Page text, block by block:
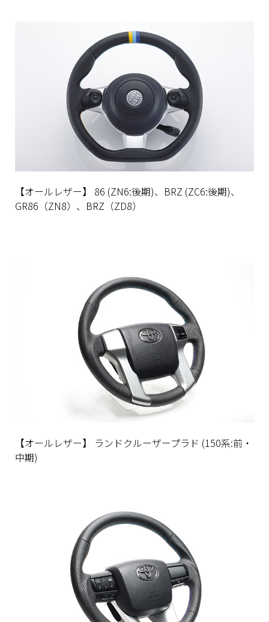
【オールレザー】 86 (ZN6:後期)、BRZ (ZC6:後期)、
GR86（ZN8）、BRZ（ZD8）
【オールレザー】 ランドクルーザープラド (150系:前・
中期)